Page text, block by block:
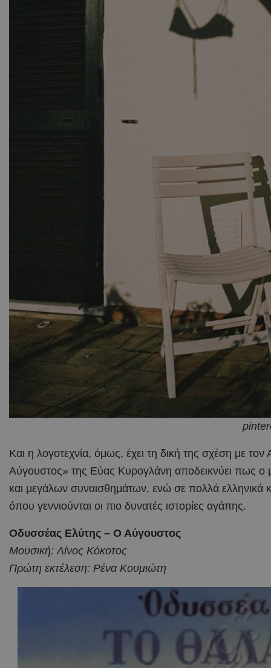
Και η λογοτεχνία, όμως, έχει τη δική της σχέση με
Αύγουστος» της Εύας Κυρογλάνη αποδεικνύει πως ο
και μεγάλων συναισθημάτων, ενώ σε πολλά ελληνικά
όπου γεννιούνται οι πιο δυνατές ιστορίες αγάπης.
Οδυσσέας Ελύτης – Ο Αύγουστος
Μουσική: Λίνος Κόκοτος
Πρώτη εκτέλεση: Ρένα Κουμιώτη